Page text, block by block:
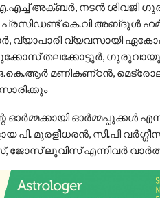
അക്‌ബർ, നടൻ ശിവജി
പ്രസിഡണ്ട് കെ.വി അബ്‌ദുൾ
വ്യാപാരി വ്യവസായി
തലക്കോട്ടൂർ,
മണികണ്‌ഠൻ,
ഓർമ്മക്കായി ഓർമ്മപ്പൂക്കൾ
പി. മുരളീധരൻ, സി.പി
ജോസ് ലൂവിസ് എന്നിവർ